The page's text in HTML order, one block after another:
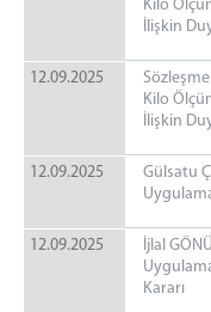
Kilo
İlişkin
12.09.2025
Kilo
İlişkin
12.09.2025
Gülsatu
12.09.2025
İjlal
Kararı